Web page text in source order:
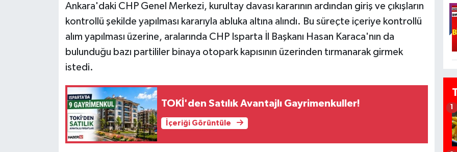
Ankara'daki CHP Genel Merkezi, kurultay davası kararının ardından giriş ve çıkışların
kontrollü şekilde yapılması kararıyla abluka altına alındı. Bu süreçte içeriye kontrollü
alım yapılması üzerine, aralarında CHP Isparta İl Başkanı Hasan Karaca'nın da
bulunduğu bazı partililer binaya otopark kapısının üzerinden tırmanarak girmek
istedi.
TOKİ'den Satılık Avantajlı Gayrimenkuller!
İçeriği Görüntüle
1
Teknoloji